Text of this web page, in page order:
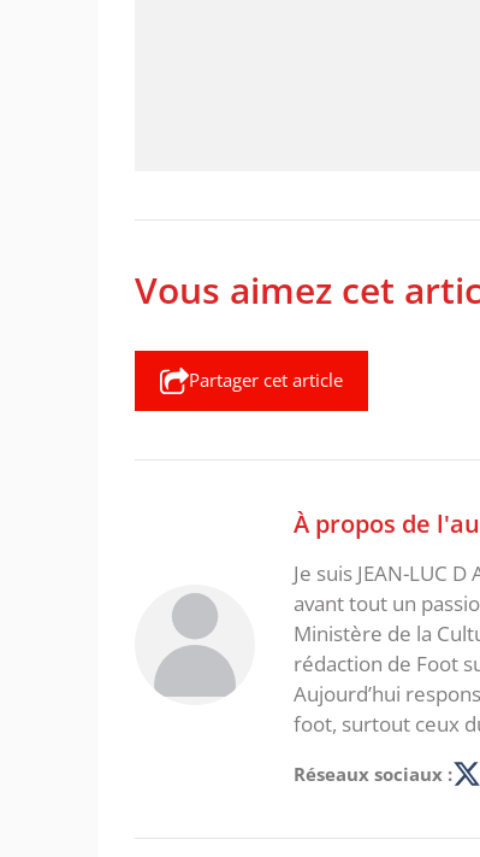
Vous aimez cet
Partager cet article
À propos de
Je suis JEAN-LUC
avant tout un
Ministère de la
rédaction de Foot
Aujourd’hui
foot, surtout ceux
Réseaux sociaux :